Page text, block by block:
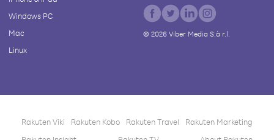
Windows PC
Mac
Linux
© 2026Viber Media S.à r.l.
Rakuten Viki Rakuten Kobo Rakuten Travel
Rakuten Marketing